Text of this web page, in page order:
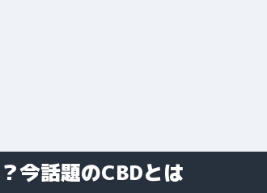
今話題のCBDとは